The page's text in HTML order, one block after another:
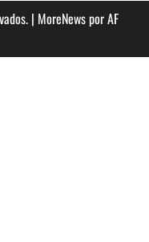
| MoreNewspor AF